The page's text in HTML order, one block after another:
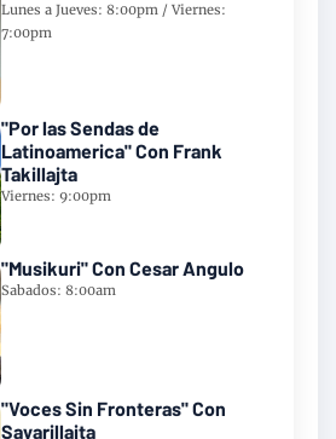
Lunes a Jueves: 8:00pm / Viernes:
7:00pm
"Por las Sendas de
Latinoamerica" Con Frank
Takillajta
Viernes: 9:00pm
"Musikuri" Con Cesar Angulo
Sabados: 8:00am
"Voces Sin Fronteras" Con
Sayarillajta